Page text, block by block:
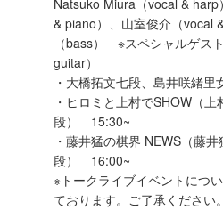
Natsuko Miura（vocal &
& piano）、山室俊介（vocal
（bass） ※スペシャルゲス
guitar）
・大橋拓文七段、島井咲緒
・ヒロミと上村でSHOW（
段） 15:30~
・藤井猛の棋界 NEWS（藤
段） 16:00~
※トークライブイベントにつ
ております。ご了承ください。